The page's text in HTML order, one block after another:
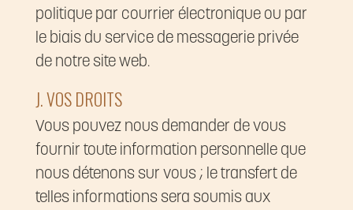
politique par courrier électronique ou par
le biais du service de messagerie privée
de notre site web.
J. VOS DROITS
Vous pouvez nous demander de vous
fournir toute information personnelle que
nous détenons sur vous ; le transfert de
telles informations sera soumis aux